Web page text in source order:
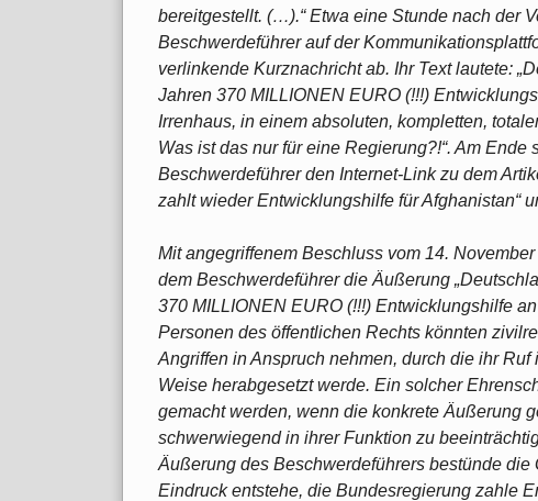
bereitgestellt. (…).“ Etwa eine Stunde nach der
Beschwerdeführer auf der
verlinkende Kurznachricht ab. Ihr Text lautete:
Jahren 370 MILLIONEN EURO (!!!)
Irrenhaus, in einem absoluten, kompletten,
Was ist das nur für eine Regierung?!“. Am Ende
Beschwerdeführer den Internet-Link zu dem
zahlt wieder Entwicklungshilfe für Afghanistan“
Mit angegriffenem Beschluss vom 14.
dem Beschwerdeführer die Äußerung
370 MILLIONEN EURO (!!!) Entwicklungshilfe
Personen des öffentlichen Rechts könnten
Angriffen in Anspruch nehmen, durch die ihr
Weise herabgesetzt werde. Ein solcher
gemacht werden, wenn die konkrete Äußerung
schwerwiegend in ihrer Funktion zu
Äußerung des Beschwerdeführers bestünde die
Eindruck entstehe, die Bundesregierung zahle